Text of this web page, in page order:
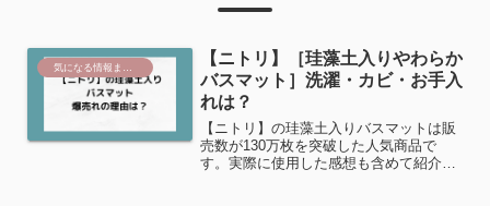
【ニトリ】［珪藻土入りやわらか
バスマット］洗濯・カビ・お手入
れは？
【ニトリ】の珪藻土入りバスマットは販
売数が130万枚を突破した人気商品で
す。実際に使用した感想も含めて紹介い